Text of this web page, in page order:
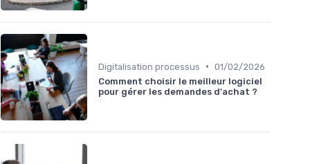
Digitalisation processus • 01/02/2026
Comment choisir le meilleur logiciel
pour gérer les demandes d'achat ?